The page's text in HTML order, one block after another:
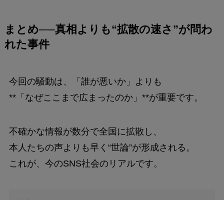
まとめ──真相よりも“拡散の速さ”が問わ
れた事件
今回の騒動は、「誰が悪いか」よりも
**「なぜここまで広まったのか」**が重要です。
不確かな情報が数分で全国に拡散し、
本人たちの声よりも早く“世論”が形成される。
これが、今のSNS社会のリアルです。